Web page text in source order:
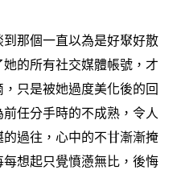
到那個一直以為是好聚好散
的所有社交媒體帳號 ， 才
， 只是被她過度美化後的回
前任分手時的不成熟 ， 令人
過往 ， 心中的不甘漸漸掩
每想起只覺憤懣無比 ， 後悔